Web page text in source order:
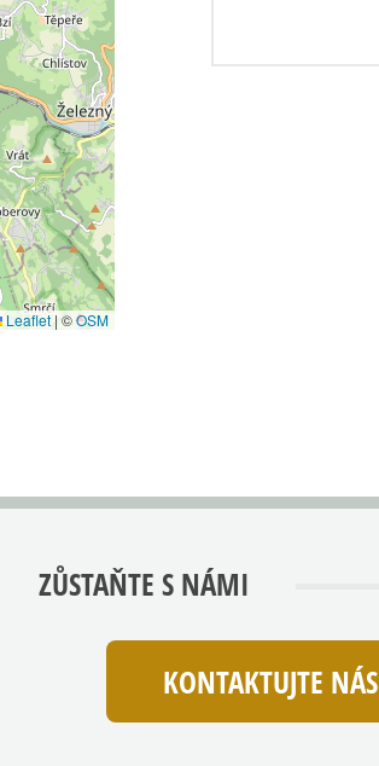
Leaflet | ©OSM
ZŮSTAŇTE S NÁMI
KONTAKTUJTE NÁS